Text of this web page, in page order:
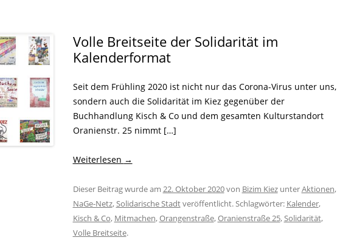
Volle Breitseite der Solidarität im
Kalenderformat
Seit dem Frühling 2020 ist nicht nur das Corona-Virus unter uns,
sondern auch die Solidarität im Kiez gegenüber der
Buchhandlung Kisch & Co und dem gesamten Kulturstandort
Oranienstr. 25 nimmt […]
Weiterlesen →
Dieser Beitrag wurde am 22. Oktober 2020von Bizim KiezunterAktionen,
NaGe-Netz,Solidarische Stadtveröffentlicht. Schlagwörter: Kalender,
Kisch & Co, Mitmachen,Orangenstraße,Oranienstraße 25,Solidarität,
Volle Breitseite.